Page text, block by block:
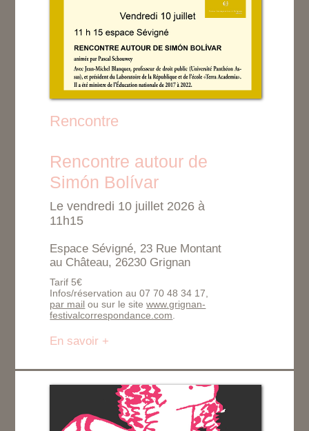
Rencontre
Rencontre autour de
Simón Bolívar
Le vendredi 10 juillet 2026 à
11h15
Espace Sévigné, 23 Rue Montant
au Château, 26230 Grignan
Tarif 5€
Infos/réservation au 07 70 48 34 17,
par mail ou sur le sitewww.grignan-
festivalcorrespondance.com.
En savoir +